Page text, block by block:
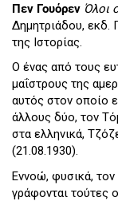
Πεν Γουόρεν Όλοι
Δημητριάδου, εκδ.
της Ιστορίας.
Ο ένας από τους
μαΐστρους της
αυτός στον οποίο
άλλους δύο, τον
στα ελληνικά,
(21.08.1930).
Εννοώ, φυσικά, τον
γράφονται τούτες